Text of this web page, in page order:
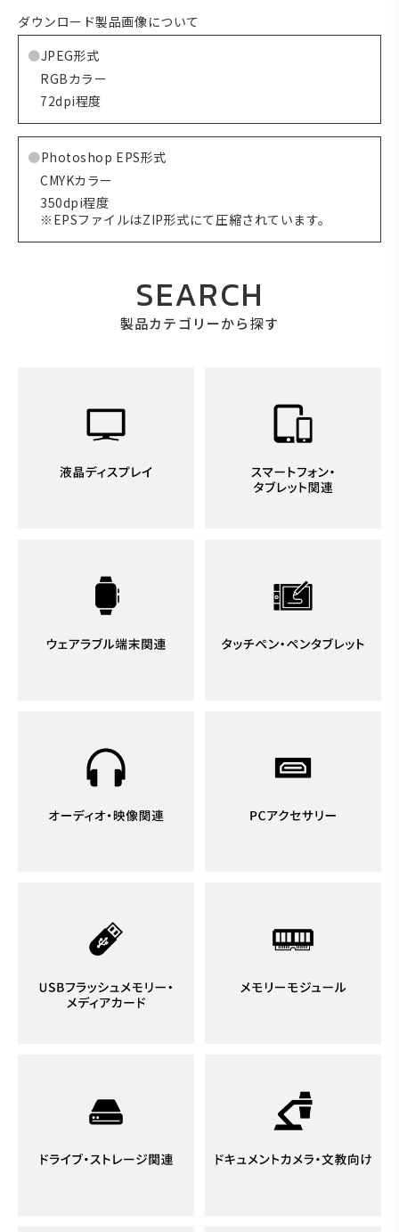
ダウンロード製品画像について
JPEG形式
RGBカラー
72dpi程度
Photoshop EPS形式
CMYKカラー
350dpi程度
※EPSファイルはZIP形式にて圧縮されています。
SEARCH
製品カテゴリーから探す